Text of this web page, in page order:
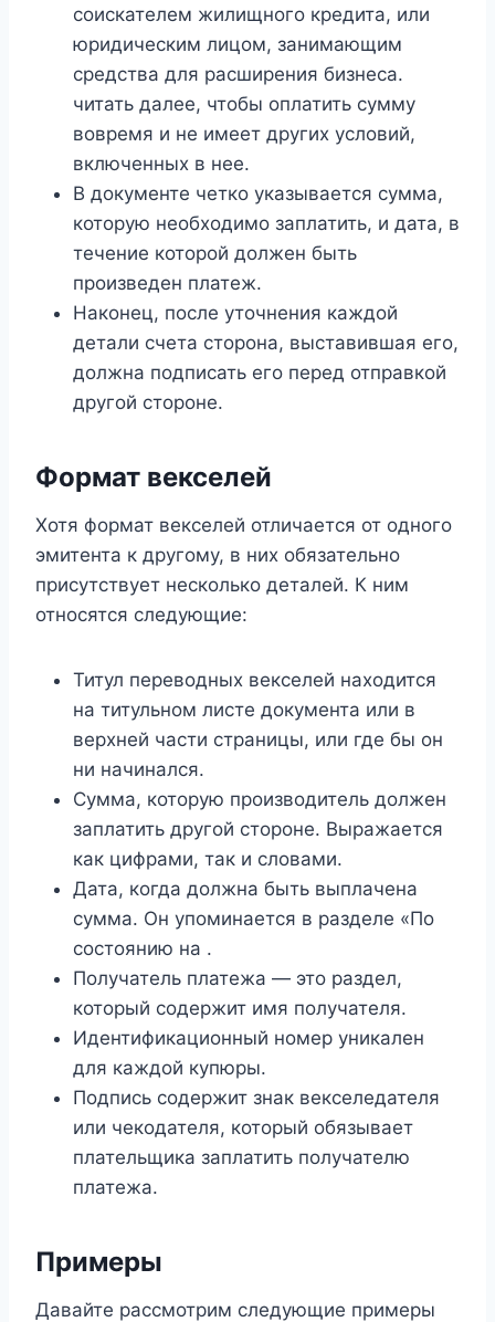
соискателем жилищного кредита, или
юридическим лицом, занимающим
средства для расширения бизнеса.
читать далее, чтобы оплатить сумму
вовремя и не имеет других условий,
включенных в нее.
В документе четко указывается сумма,
которую необходимо заплатить, и дата, в
течение которой должен быть
произведен платеж.
Наконец, после уточнения каждой
детали счета сторона, выставившая его,
должна подписать его перед отправкой
другой стороне.
Формат векселей
Хотя формат векселей отличается от одного
эмитента к другому, в них обязательно
присутствует несколько деталей. К ним
относятся следующие:
Титул переводных векселей находится
на титульном листе документа или в
верхней части страницы, или где бы он
ни начинался.
Сумма, которую производитель должен
заплатить другой стороне. Выражается
как цифрами, так и словами.
Дата, когда должна быть выплачена
сумма. Он упоминается в разделе «По
состоянию на .
Получатель платежа — это раздел,
который содержит имя получателя.
Идентификационный номер уникален
для каждой купюры.
Подпись содержит знак векселедателя
или чекодателя, который обязывает
плательщика заплатить получателю
платежа.
Примеры
Давайте рассмотрим следующие примеры